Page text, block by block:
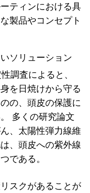
ティンにおける具
製品やコンセプト
ソリューション
調査によると、
を日焼けから守る
の、頭皮の保護に
多くの研究論文
、太陽性弾力線維
、頭皮への紫外線
である。
スクがあることが